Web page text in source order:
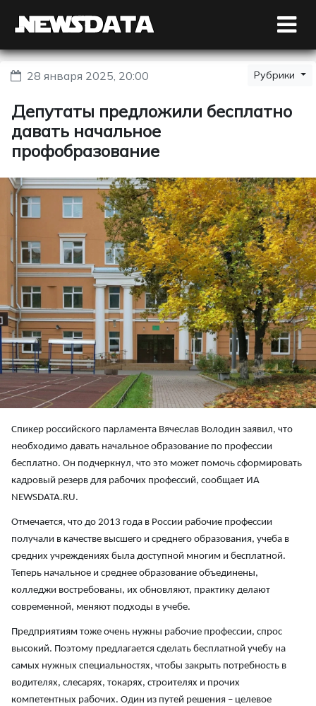
28 января 2025, 20:00 Рубрики
Депутаты предложили бесплатно
давать начальное
профобразование
Спикер российского парламента Вячеслав Володин заявил, что
необходимо давать начальное образование по профессии
бесплатно. Он подчеркнул, что это может помочь сформировать
кадровый резерв для рабочих профессий, сообщает ИА
NEWSDATA.RU.
Отмечается, что до 2013 года в России рабочие профессии
получали в качестве высшего и среднего образования, учеба в
средних учреждениях была доступной многим и бесплатной.
Теперь начальное и среднее образование объединены,
колледжи востребованы, их обновляют, практику делают
современной, меняют подходы в учебе.
Предприятиям тоже очень нужны рабочие профессии, спрос
высокий. Поэтому предлагается сделать бесплатной учебу на
самых нужных специальностях, чтобы закрыть потребность в
водителях, слесарях, токарях, строителях и прочих
компетентных рабочих. Один из путей решения – целевое